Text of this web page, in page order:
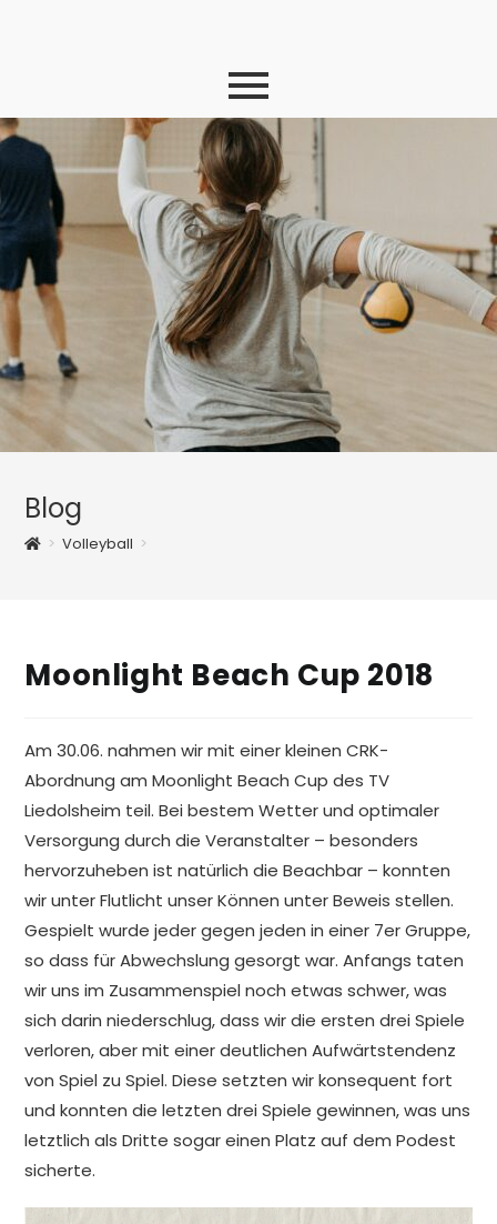
Blog
> Volleyball >
Moonlight Beach Cup 2018
Am 30.06. nahmen wir mit einer kleinen CRK-
Abordnung am Moonlight Beach Cup des TV
Liedolsheim teil. Bei bestem Wetter und optimaler
Versorgung durch die Veranstalter – besonders
hervorzuheben ist natürlich die Beachbar – konnten
wir unter Flutlicht unser Können unter Beweis stellen.
Gespielt wurde jeder gegen jeden in einer 7er Gruppe,
so dass für Abwechslung gesorgt war. Anfangs taten
wir uns im Zusammenspiel noch etwas schwer, was
sich darin niederschlug, dass wir die ersten drei Spiele
verloren, aber mit einer deutlichen Aufwärtstendenz
von Spiel zu Spiel. Diese setzten wir konsequent fort
und konnten die letzten drei Spiele gewinnen, was uns
letztlich als Dritte sogar einen Platz auf dem Podest
sicherte.